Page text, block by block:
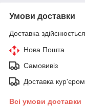
Умови доставки
Доставка
Нова Пошта
Самовивіз
Доставка кур'єром
Всі умови доставки